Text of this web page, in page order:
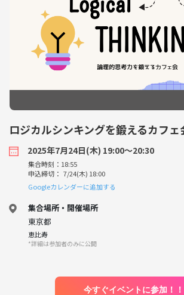
ロジカルシンキングを鍛えるカフェ
2025年7月24日(木) 19:00〜20:30
集合時刻：18:55
申込締切： 7/24(木) 18:00
Googleカレンダーに追加する
集合場所・開催場所
東京都
恵比寿
*詳細は参加者のみに公開
今すぐイベントに参加！！